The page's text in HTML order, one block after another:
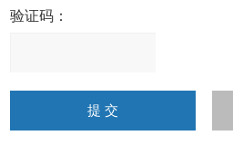
验证码：